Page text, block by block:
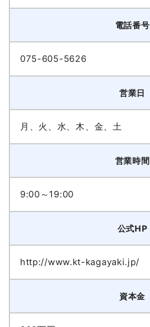
電話番号
075-605-5626
営業日
月、火、水、木、金、土
営業時間
9:00～19:00
公式HP
http://www.kt-kagayaki.jp/
資本金